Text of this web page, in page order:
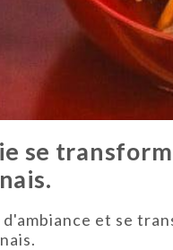
se
et se